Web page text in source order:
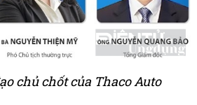
chủ chốt của Thaco Auto